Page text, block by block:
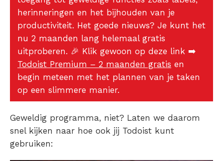
herinneringen en het bijhouden van je
productiviteit. Het goede nieuws? Je kunt het
nu 2 maanden lang helemaal gratis
uitproberen. 🎉 Klik gewoon op deze link ➡️
Todoist Premium – 2 maanden gratis en
begin meteen met het plannen van je taken
op een slimmere manier.
Geweldig programma, niet? Laten we daarom
snel kijken naar hoe ook jij Todoist kunt
gebruiken: